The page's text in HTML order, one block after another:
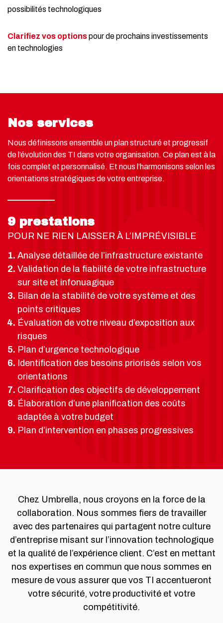
possibilités technologiques
Clarifiez vos optionspour de prochains investissements
en technologies
Nos services
Nous définissons ensemble un plan structuré et progressif
de l’évolution des TI dans votre organisation. Ce plan est à la
fois complet et personnalisé. Et nous l’harmonisons selon les
orientations stratégiques de votre entreprise.
9 prestations
POUR NE RIEN LAISSER À L’IMPRÉVISIBLE
Analyse détaillée de l’infrastructure existante
Validation de la fiabilité de votre infrastructure
sur site et infonuagique
Bilan de la stabilité de votre système et des
points critiques
Évaluation de votre niveau d’exposition aux
risques
Plan d’urgence technologique
Identification des besoins priorisés selon vos
orientations
Clarification des objectifs de développement
Élaboration d’une planification des coûts
adaptée à votre budget
Plan d’intervention en phases progressives
Chez Umbrella, nous croyons en la force de la
collaboration. Nous sommes fiers de travailler
avec des partenaires qui partagent notre culture
d’entreprise misant sur l’innovation technologique
et la qualité de l’expérience client. C’est en mettant
nos expertises en commun que nous sommes en
mesure de vous assurer que vos TI accentueront
votre sécurité, votre productivité et votre
compétitivité.